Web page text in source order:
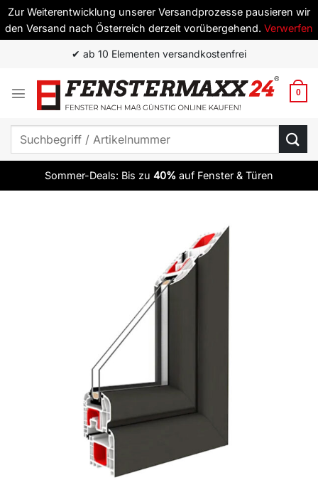
Zur Weiterentwicklung unserer Versandprozesse pausieren wir
den Versand nach Österreich derzeit vorübergehend. Verwerfen
springen
✔ ab 10 Elementen versandkostenfrei
0
Suchen
Sommer-Deals: Bis zu 40% auf Fenster & Türen